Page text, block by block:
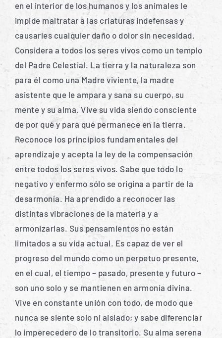
en el interior de los humanos y los animales le
impide maltratar a las criaturas indefensas y
causarles cualquier daño o dolor sin necesidad.
Considera a todos los seres vivos como un templo
del Padre Celestial. La tierra y la naturaleza son
para él como una Madre viviente, la madre
asistente que le ampara y sana su cuerpo, su
mente y su alma. Vive su vida siendo consciente
de por qué y para qué permanece en la tierra.
Reconoce los principios fundamentales del
aprendizaje y acepta la ley de la compensación
entre todos los seres vivos. Sabe que todo lo
negativo y enfermo sólo se origina a partir de la
desarmonía. Ha aprendido a reconocer las
distintas vibraciones de la materia y a
armonizarlas. Sus pensamientos no están
limitados a su vida actual. Es capaz de ver el
progreso del mundo como un perpetuo presente,
en el cual, el tiempo – pasado, presente y futuro –
son uno solo y se mantienen en armonía divina.
Vive en constante unión con todo, de modo que
nunca se siente solo ni aislado; y sabe diferenciar
lo imperecedero de lo transitorio. Su alma serena